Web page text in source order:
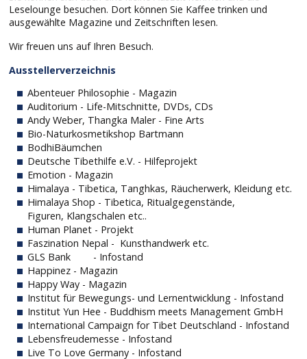
Leselounge besuchen. Dort können Sie Kaffee trinken und
ausgewählte Magazine und Zeitschriften lesen.
Wir freuen uns auf Ihren Besuch.
Ausstellerverzeichnis
Abenteuer Philosophie - Magazin
Auditorium - Life-Mitschnitte, DVDs, CDs
Andy Weber, Thangka Maler - Fine Arts
Bio-Naturkosmetikshop Bartmann
BodhiBäumchen
Deutsche Tibethilfe e.V. - Hilfeprojekt
Emotion - Magazin
Himalaya - Tibetica, Tanghkas, Räucherwerk, Kleidung etc.
Himalaya Shop - Tibetica, Ritualgegenstände,
Figuren, Klangschalen etc..
Human Planet - Projekt
Faszination Nepal - Kunsthandwerk etc.
GLS Bank
- Infostand
Happinez - Magazin
Happy Way - Magazin
Institut für Bewegungs- und Lernentwicklung - Infostand
Institut Yun Hee - Buddhism meets Management GmbH
International Campaign for Tibet Deutschland - Infostand
Lebensfreudemesse - Infostand
Live To Love Germany - Infostand